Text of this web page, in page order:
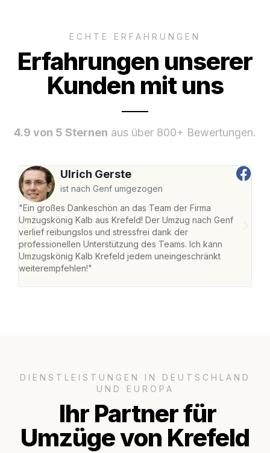
ECHTE ERFAHRUNGEN
Erfahrungen unserer
Kunden mit uns
4.9 von 5 Sternen aus über 800+ Bewertungen.
Ulrich Gerste
ist nach Genf umgezogen
"Ein großes Dankeschön an das Team der Firma
Umzugskönig Kalb aus Krefeld! Der Umzug nach Genf
verlief reibungslos und stressfrei dank der
professionellen Unterstützung des Teams. Ich kann
Umzugskönig Kalb Krefeld jedem uneingeschränkt
weiterempfehlen!"
DIENSTLEISTUNGEN IN DEUTSCHLAND
UND EUROPA
Ihr Partner für
Umzüge von Krefeld